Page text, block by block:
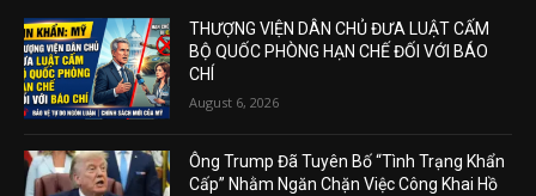
THƯỢNG VIỆN DÂN CHỦ ĐƯA LUẬT CẤM
BỘ QUỐC PHÒNG HẠN CHẾ ĐỐI VỚI BÁO
CHÍ
August 6, 2026
Ông Trump Đã Tuyên Bố “Tình Trạng Khẩn
Cấp” Nhằm Ngăn Chặn Việc Công Khai Hồ